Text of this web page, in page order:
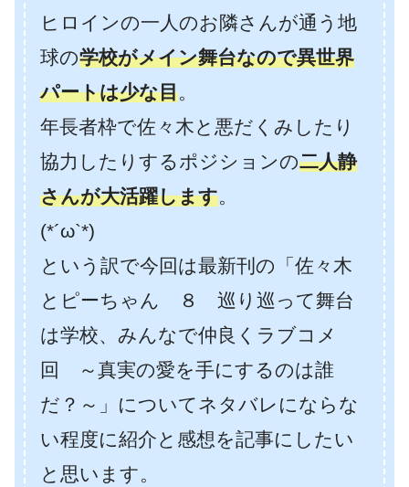
ヒロインの一人のお隣さんが通う地
球の学校がメイン舞台なので異世界
パートは少な目。
年長者枠で佐々木と悪だくみしたり
協力したりするポジションの二人静
さんが大活躍します。
(*´ω`*)
という訳で今回は最新刊の「佐々木
とピーちゃん ８ 巡り巡って舞台
は学校、みんなで仲良くラブコメ
回 ～真実の愛を手にするのは誰
だ？～」についてネタバレにならな
い程度に紹介と感想を記事にしたい
と思います。